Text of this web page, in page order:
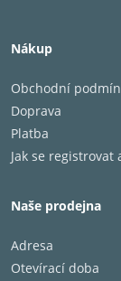
Nákup
Obchodní
Doprava
Platba
Jak se registrovat
Naše prodejna
Adresa
Otevírací doba